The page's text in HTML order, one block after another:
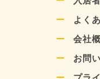
よく
会社
お問